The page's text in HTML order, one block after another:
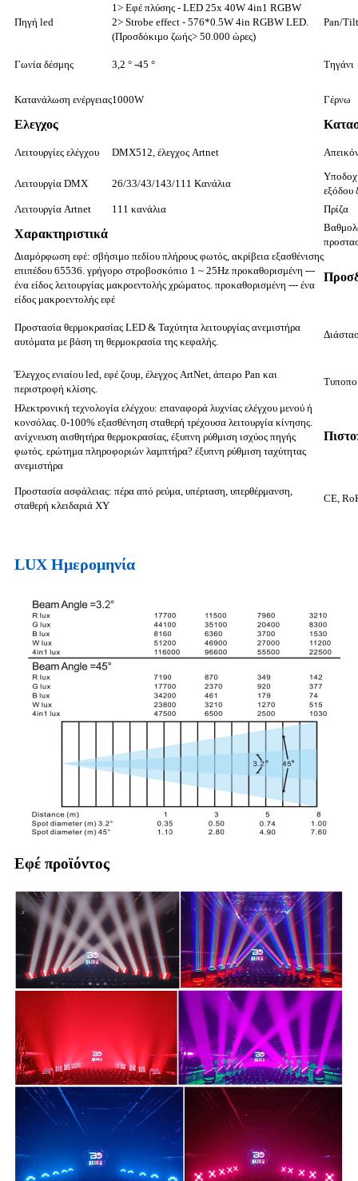
Πηγή led
1> Εφέ πλύσης - LED 25x 40W 4in1 RGBW
2> Strobe effect - 576*0.5W 4in RGBW LED.
(Προσδόκιμο ζωής> 50.000 ώρες)
Pan/Tilt
Γωνία δέσμης 3,2 ° -45 ° Τηγάνι
Κατανάλωση ενέργειας1000W Γέρνω
Ελεγχος
Λειτουργίες ελέγχου DMX512, έλεγχος Artnet
Λειτουργία DMX 26/33/43/143/111 Κανάλια
εξόδου
Λειτουργία Artnet
111 κανάλια Πρίζα
Χαρακτηριστικά
Διαμόρφωση εφέ: σβήσιμο πεδίου πλήρους φωτός, ακρίβεια εξασθένισης
επιπέδου 65536. γρήγορο στροβοσκόπιο 1 ~ 25Hz προκαθορισμένη ---
ένα είδος λειτουργίας μακροεντολής χρώματος. προκαθορισμένη --- ένα
είδος μακροεντολής εφέ
Προστασία θερμοκρασίας LED & Ταχύτητα λειτουργίας ανεμιστήρα
αυτόματα με βάση τη θερμοκρασία της κεφαλής.
Έλεγχος ενιαίου led, εφέ ζουμ, έλεγχος ArtNet, άπειρο Pan και
περιστροφή κλίσης.
Ηλεκτρονική τεχνολογία ελέγχου: επαναφορά λυχνίας ελέγχου μενού ή
κονσόλας. 0-100% εξασθένηση σταθερή τρέχουσα λειτουργία κίνησης.
ανίχνευση αισθητήρα θερμοκρασίας, έξυπνη ρύθμιση ισχύος πηγής
φωτός. ερώτημα πληροφοριών λαμπτήρα? έξυπνη ρύθμιση ταχύτητας
ανεμιστήρα
Προστασία ασφάλειας: πέρα ​​από ρεύμα, υπέρταση, υπερθέρμανση,
σταθερή κλειδαριά XY
CE,
LUX Ημερομηνία
Εφέ προϊόντος